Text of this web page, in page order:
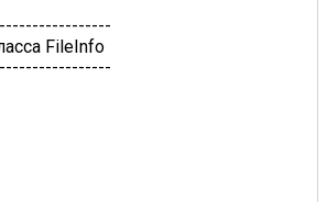
FileInfo